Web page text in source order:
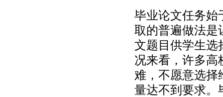
毕业论文任务始
取的普遍做法是
文题目供学生选
况来看，许多高
难，不愿意选择
量达不到要求。